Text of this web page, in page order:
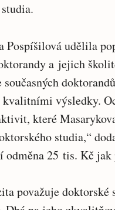
Pospíšilová udělila
a jejich
kvalitními výsledky.
které
studia,“
25 tis. Kč
považuje